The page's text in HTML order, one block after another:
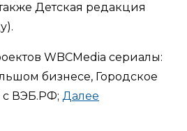
Детская редакция
WBCMedia сериалы:
бизнесе, Городское
с ВЭБ.РФ; Далее